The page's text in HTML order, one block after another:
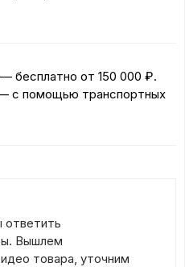
бесплатно от 150 000 ₽.
с помощью транспортных
ответить
Вышлем
товара, уточним